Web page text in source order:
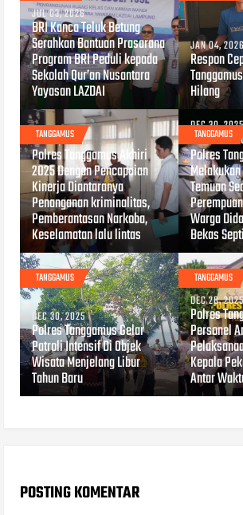
JUL 03, 2026
BRI Kanca Teluk Betung
Serahkan Bantuan Prasarana
Program BRI Peduli kepada
Sekolah Qur’an Nusantara
Yayasan LAZDAI
JAN 04, 2026
Respon
Hilang
TANGGAMUS
DEC 31, 2025
Polres Tanggamus Akhiri
2025 Dengan Pencapaian
Kinerja Diantaranya
Penanganan kriminalitas,
Pemberantasan Narkoba,
Keselamatan lalu lintas
TANGGAMUS
DEC 30, 2025
Personel
Polres
Temuan
Warga
Bekas
TANGGAMUS
DEC 30, 2025
Polres Tanggamus Gelar
Patroli Intensif Di Objek
Wisata Menjelang Libur
Tahun Baru
TANGGAMUS
DEC 28, 2025
Polres
Personel
Kepala
Antar
POSTING KOMENTAR